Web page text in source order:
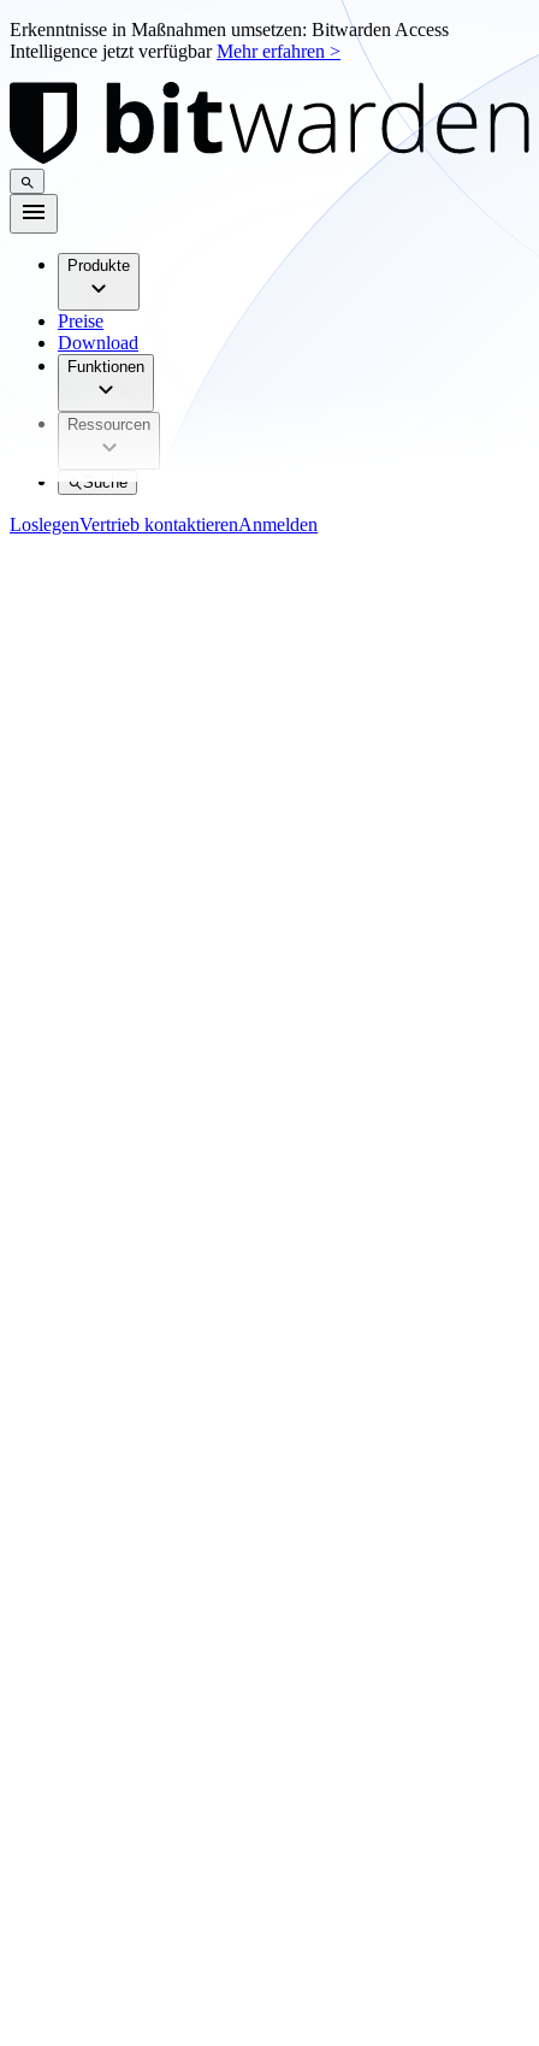
Erkenntnisse in Maßnahmen umsetzen: Bitwarden Access
Intelligence jetzt verfügbarMehr erfahren >
Produkte
Preise
Download
Funktionen
Ressourcen
Suche
LoslegenVertrieb kontaktierenAnmelden